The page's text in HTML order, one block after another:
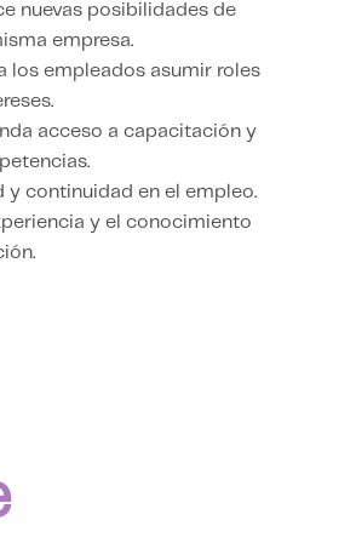
nuevas posibilidades de
empresa.
los empleados asumir roles
acceso a capacitación y
y continuidad en el empleo.
y el conocimiento